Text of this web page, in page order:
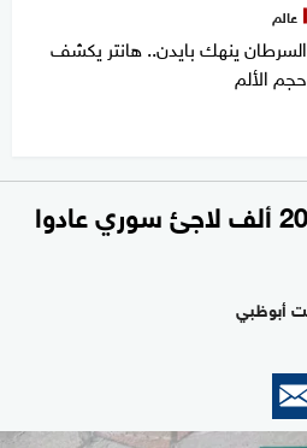
عالم
السرطان ينهك بايدن.. هانتر يكشف
حجم الألم
الأمم المتحدة: نحو 200 ألف لاجئ سوري عادوا